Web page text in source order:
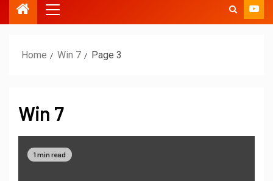
Home Win 7 Page 3
Win 7
1 min read